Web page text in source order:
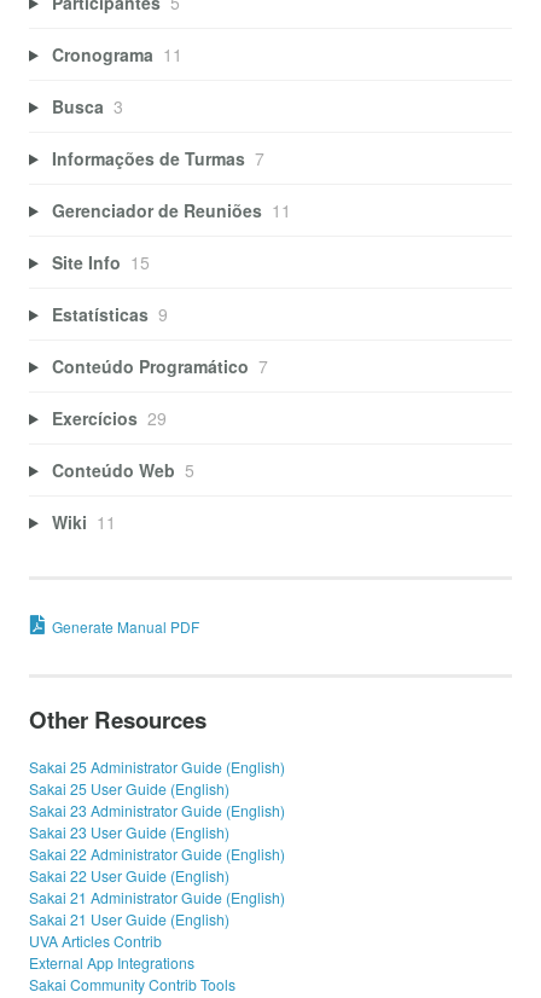
Cronograma 11
Busca 3
Informações de Turmas 7
Gerenciador de Reuniões 11
Site Info 15
Estatísticas 9
Conteúdo Programático 7
Exercícios 29
Conteúdo Web 5
Wiki 11
Generate Manual PDF
Other Resources
Sakai 25 Administrator Guide (English)
Sakai 25 User Guide (English)
Sakai 23 Administrator Guide (English)
Sakai 23 User Guide (English)
Sakai 22 Administrator Guide (English)
Sakai 22 User Guide (English)
Sakai 21 Administrator Guide (English)
Sakai 21 User Guide (English)
UVA Articles Contrib
External App Integrations
Sakai Community Contrib Tools